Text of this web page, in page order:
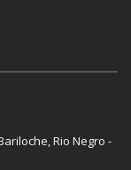
Rio Negro -